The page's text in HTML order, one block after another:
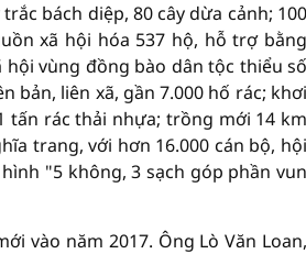
bách diệp, 80 cây dừa cảnh; 100
xã hội hóa 537 hộ, hỗ trợ bằng
vùng đồng bào dân tộc thiểu số
bản, liên xã, gần 7.000 hố rác; khơi
tấn rác thải nhựa; trồng mới 14 km
trang, với hơn 16.000 cán bộ, hội
"5 không, 3 sạch góp phần vun
vào năm 2017. Ông Lò Văn Loan,